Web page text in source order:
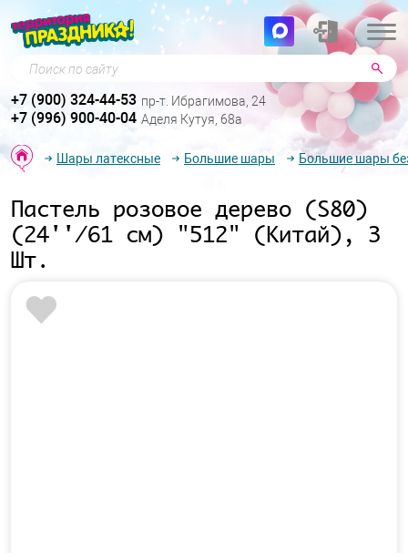
Поиск по сайту
+7 (900) 324-44-53 пр-т. Ибрагимова, 24
+7 (996) 900-40-04 Аделя Кутуя, 68а
Шары латексные Большие шары Большие шары
Пастель розовое дерево (S80)
(24''/61 см) "512" (Китай), 3
Шт.